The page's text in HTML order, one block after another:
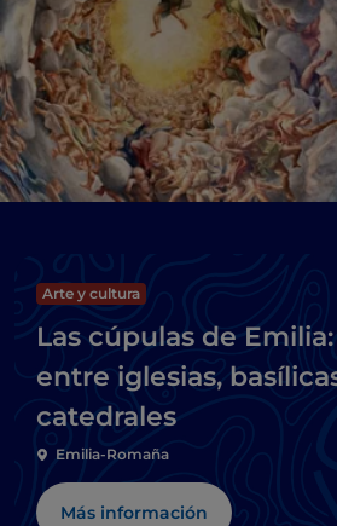
Arte y cultura
Las cúpulas de
entre iglesias,
catedrales
Emilia-Romaña
Más información